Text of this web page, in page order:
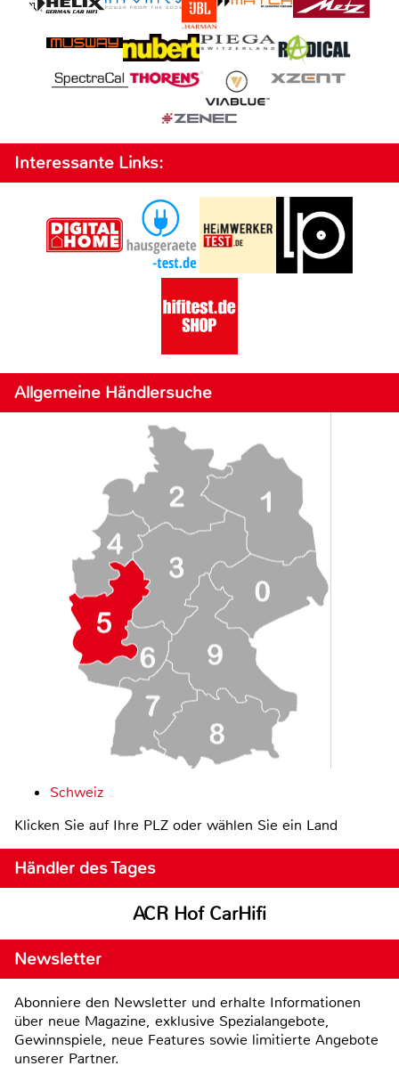
Interessante Links:
Allgemeine Händlersuche
Schweiz
Klicken Sie auf Ihre PLZ oder wählen Sie ein Land
Händler des Tages
ACR Hof CarHifi
Newsletter
Abonniere den Newsletter und erhalte Informationen
über neue Magazine, exklusive Spezialangebote,
Gewinnspiele, neue Features sowie limitierte Angebote
unserer Partner.